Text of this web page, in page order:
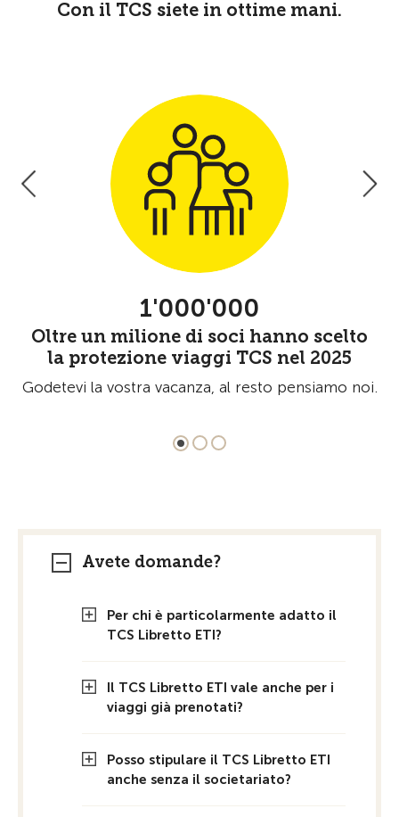
Con il TCS siete in ottime mani.
1'000'000
Oltre un milione di soci hanno scelto
la protezione viaggi TCS nel 2025
Godetevi la vostra vacanza, al resto pensiamo noi.
Avete domande?
Per chi è particolarmente adatto il
TCS Libretto ETI?
Il TCS Libretto ETI vale anche per i
viaggi già prenotati?
Posso stipulare il TCS Libretto ETI
anche senza il societariato?